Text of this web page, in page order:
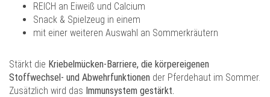
REICH an Eiweiß und Calcium
Snack & Spielzeug in einem
mit einer weiteren Auswahl an Sommerkräutern
Stärkt die Kriebelmücken-Barriere, die körpereigenen
Stoffwechsel- und Abwehrfunktionen der Pferdehaut im Sommer.
Zusätzlich wird das Immunsystem gestärkt.